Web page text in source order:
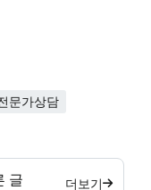
문가상담
글 더보기